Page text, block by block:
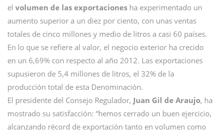
el volumen de las exportaciones ha experimentado un
aumento superior a un diez por ciento, con unas ventas
totales de cinco millones y medio de litros a casi 60 países.
En lo que se refiere al valor, el negocio exterior ha crecido
en un 6,69% con respecto al año 2012. Las exportaciones
supusieron de 5,4 millones de litros, el 32% de la
producción total de esta Denominación.
El presidente del Consejo Regulador, Juan Gil de Araujo, ha
mostrado su satisfacción: “hemos cerrado un buen ejercicio,
alcanzando récord de exportación tanto en volumen como